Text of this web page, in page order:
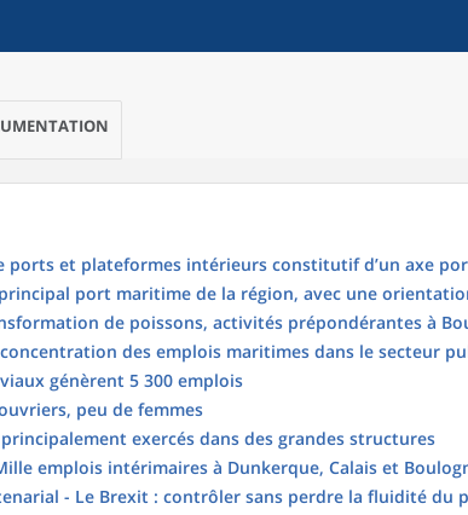
ports et plateformes intérieurs constitutif d’un axe
port maritime de la région, avec une
de poissons, activités prépondérantes à
des emplois maritimes dans le secteur
génèrent 5 300 emplois
peu de femmes
exercés dans des grandes structures
emplois intérimaires à Dunkerque, Calais et
- Le Brexit : contrôler sans perdre la fluidité du